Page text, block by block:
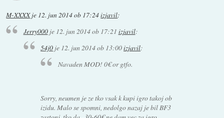
M-XXXXje 12. jun 2014 ob 17:24izjavil:
Jerry000je 12. jun 2014 ob 17:21 izjavil:
54j0 je 12. jun 2014 ob 13:00izjavil:
Navaden MOD! 0€ or gtfo.
Sorry, neumen je ze tko vsak k kupi igro takoj ob
izidu. Malo se spomni, nedolgo nazaj je bil BF3